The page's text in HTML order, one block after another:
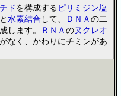
ドを構成するピリミジン塩
と水素結合 して、 ＤＮＡの二
します。
ＲＮＡのヌクレオ
がなく、かわりにチミンがあ